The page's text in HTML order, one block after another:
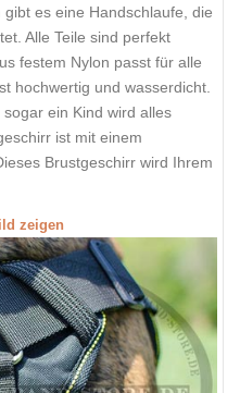
es eine Handschlaufe, die
Alle Teile sind perfekt
festem Nylon passt für alle
hochwertig und wasserdicht.
ein Kind wird alles
ist mit einem
Brustgeschirr wird Ihrem
zeigen